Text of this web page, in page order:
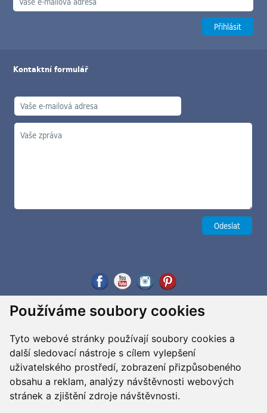
Používáme soubory cookies
Tyto webové stránky používají soubory cookies a
další sledovací nástroje s cílem vylepšení
uživatelského prostředí, zobrazení přizpůsobeného
obsahu a reklam, analýzy návštěvnosti webových
stránek a zjištění zdroje návštěvnosti.
Kontaktní formulář